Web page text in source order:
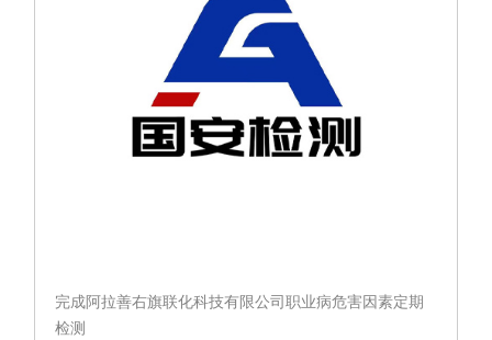
完成阿拉善右旗联化科技有限公司职业病危害因素定期
检测